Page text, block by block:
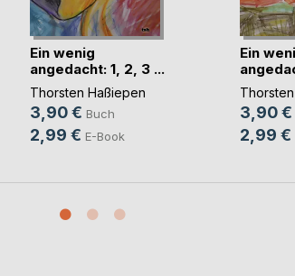
Ein wenig
angedacht: 1, 2, 3 ...
I(...)
Thorsten Haßiepen
3,90 € Buch
2,99 € E-Book
Ein
wie (...)
3,90 €
2,99 €